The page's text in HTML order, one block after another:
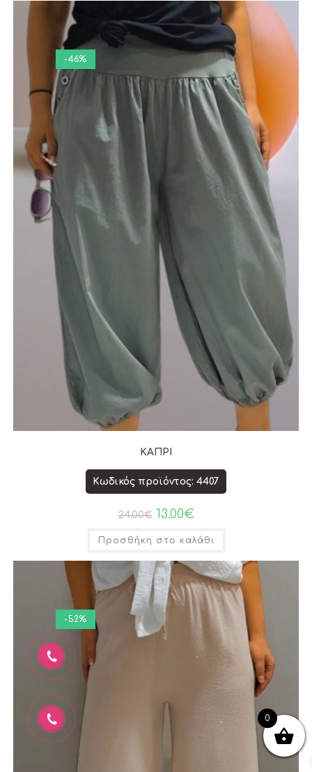
-46%
ΚΑΠΡΙ
Κωδικός προϊόντος: 4407
24.00€ 13.00€
Προσθήκη στο καλάθι
-52%
0